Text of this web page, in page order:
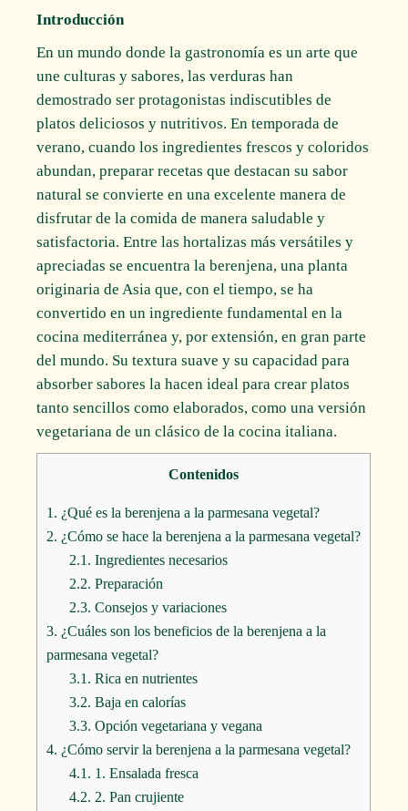
Introducción
En un mundo donde la gastronomía es un arte que
une culturas y sabores, las verduras han
demostrado ser protagonistas indiscutibles de
platos deliciosos y nutritivos. En temporada de
verano, cuando los ingredientes frescos y coloridos
abundan, preparar recetas que destacan su sabor
natural se convierte en una excelente manera de
disfrutar de la comida de manera saludable y
satisfactoria. Entre las hortalizas más versátiles y
apreciadas se encuentra la berenjena, una planta
originaria de Asia que, con el tiempo, se ha
convertido en un ingrediente fundamental en la
cocina mediterránea y, por extensión, en gran parte
del mundo. Su textura suave y su capacidad para
absorber sabores la hacen ideal para crear platos
tanto sencillos como elaborados, como una versión
vegetariana de un clásico de la cocina italiana.
Contenidos
1. ¿Qué es la berenjena a la parmesana vegetal?
2. ¿Cómo se hace la berenjena a la parmesana vegetal?
2.1. Ingredientes necesarios
2.2. Preparación
2.3. Consejos y variaciones
3. ¿Cuáles son los beneficios de la berenjena a la
parmesana vegetal?
3.1. Rica en nutrientes
3.2. Baja en calorías
3.3. Opción vegetariana y vegana
4. ¿Cómo servir la berenjena a la parmesana vegetal?
4.1. 1. Ensalada fresca
4.2. 2. Pan crujiente